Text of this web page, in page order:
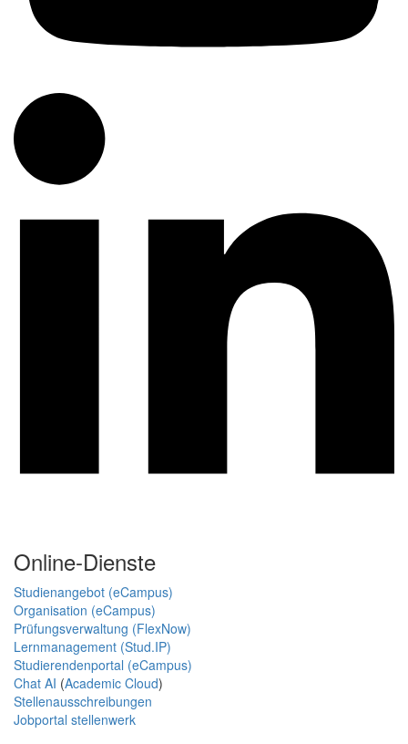
Online-Dienste
Studienangebot (eCampus)
Organisation (eCampus)
Prüfungsverwaltung (FlexNow)
Lernmanagement (Stud.IP)
Studierendenportal (eCampus)
Chat AI (Academic Cloud)
Stellenausschreibungen
Jobportal stellenwerk